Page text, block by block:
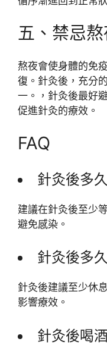
五、禁忌
熬夜會使身體的免
復。針灸後，充分
一。，針灸後最好
促進針灸的療效。
FAQ
針灸後多
建議在針灸後至少
避免感染。
針灸後多
針灸後建議至少休
影響療效。
針灸後喝